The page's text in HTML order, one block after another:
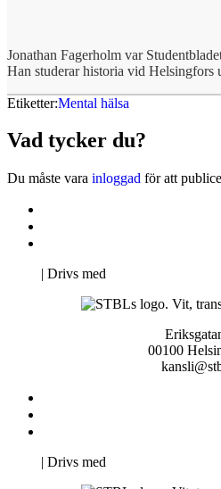
Jonathan Fagerholm var
Han studerar historia vid Helsingfors
Etiketter:Mental hälsa
Vad tycker du?
Du måste vara inloggad för att
| Drivs med
00100
| Drivs med